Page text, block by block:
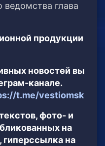
ведомства глава
продукции
новостей вы
канале.
t.me/vestiomsk
фото- и
на
на